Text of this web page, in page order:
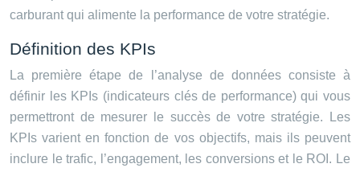
carburant qui alimente la performance de votre stratégie.
Définition des KPIs
La première étape de l’analyse de données consiste à
définir les KPIs (indicateurs clés de performance) qui vous
permettront de mesurer le succès de votre stratégie. Les
KPIs varient en fonction de vos objectifs, mais ils peuvent
inclure le trafic, l’engagement, les conversions et le ROI. Le